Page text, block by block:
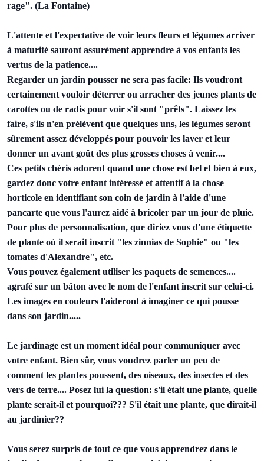
rage". (La Fontaine)
L'attente et l'expectative de voir leurs fleurs et légumes arriver
à maturité sauront assurément apprendre à vos enfants les
vertus de la patience....
Regarder un jardin pousser ne sera pas facile: Ils voudront
certainement vouloir déterrer ou arracher des jeunes plants de
carottes ou de radis pour voir s'il sont "prêts". Laissez les
faire, s'ils n'en prélèvent que quelques uns, les légumes seront
sûrement assez développés pour pouvoir les laver et leur
donner un avant goût des plus grosses choses à venir....
Ces petits chéris adorent quand une chose est bel et bien à eux,
gardez donc votre enfant intéressé et attentif à la chose
horticole en identifiant son coin de jardin à l'aide d'une
pancarte que vous l'aurez aidé à bricoler par un jour de pluie.
Pour plus de personnalisation, que diriez vous d'une étiquette
de plante où il serait inscrit "les zinnias de Sophie" ou "les
tomates d'Alexandre", etc.
Vous pouvez également utiliser les paquets de semences....
agrafé sur un bâton avec le nom de l'enfant inscrit sur celui-ci.
Les images en couleurs l'aideront à imaginer ce qui pousse
dans son jardin.....
Le jardinage est un moment idéal pour communiquer avec
votre enfant. Bien sûr, vous voudrez parler un peu de
comment les plantes poussent, des oiseaux, des insectes et des
vers de terre.... Posez lui la question: s'il était une plante, quelle
plante serait-il et pourquoi??? S'il était une plante, que dirait-il
au jardinier??
Vous serez surpris de tout ce que vous apprendrez dans le